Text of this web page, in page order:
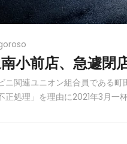
小前店、急遽閉
関連ユニオン組合員である
正処理」を理由に2021年3月一